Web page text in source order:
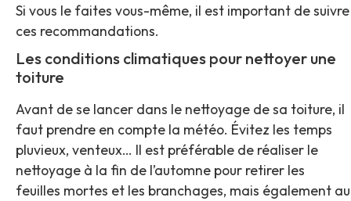
Si vous le faites vous-même, il est important de suivre
ces recommandations.
Les conditions climatiques pour nettoyer une
toiture
Avant de se lancer dans le nettoyage de sa toiture, il
faut prendre en compte la météo. Évitez les temps
pluvieux, venteux… Il est préférable de réaliser le
nettoyage à la fin de l’automne pour retirer les
feuilles mortes et les branchages, mais également au